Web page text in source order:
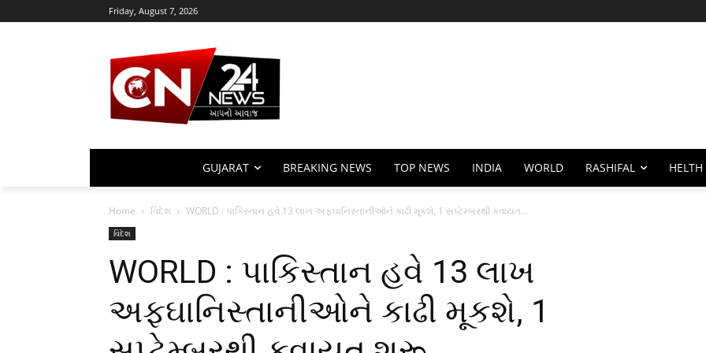
Friday, August 7, 2026
GUJARAT BREAKING NEWS TOP NEWS INDIA WORLD RASHIFAL HELTH
Home વિદેશ WORLD : પાકિસ્તાન હવે 13 લાખ અફઘાનિસ્તાનીઓને કાઢી મૂકશે, 1 સપ્ટેમ્બરથી કવાયત...
વિદેશ
WORLD : પાકિસ્તાન હવે 13 લાખ
અફઘાનિસ્તાનીઓને કાઢી મૂકશે, 1